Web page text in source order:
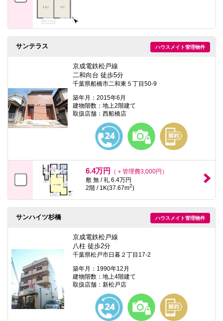
ハウスメイト管理物件
サンテラス
京成電鉄松戸線
二和向台 徒歩5分
千葉県船橋市二和東５丁目50-9
築年月：2015年6月
建物階数：地上2階建て
取扱店舗：西船橋店
6.4万円
（＋管理費3,000円）
敷 無 / 礼 6.4万円
2階 / 1K(37.67m2)
ハウスメイト管理物件
サンハイツ杉橋
京成電鉄松戸線
八柱 徒歩2分
千葉県松戸市日暮２丁目17-2
築年月：1990年12月
建物階数：地上4階建て
取扱店舗：新松戸店